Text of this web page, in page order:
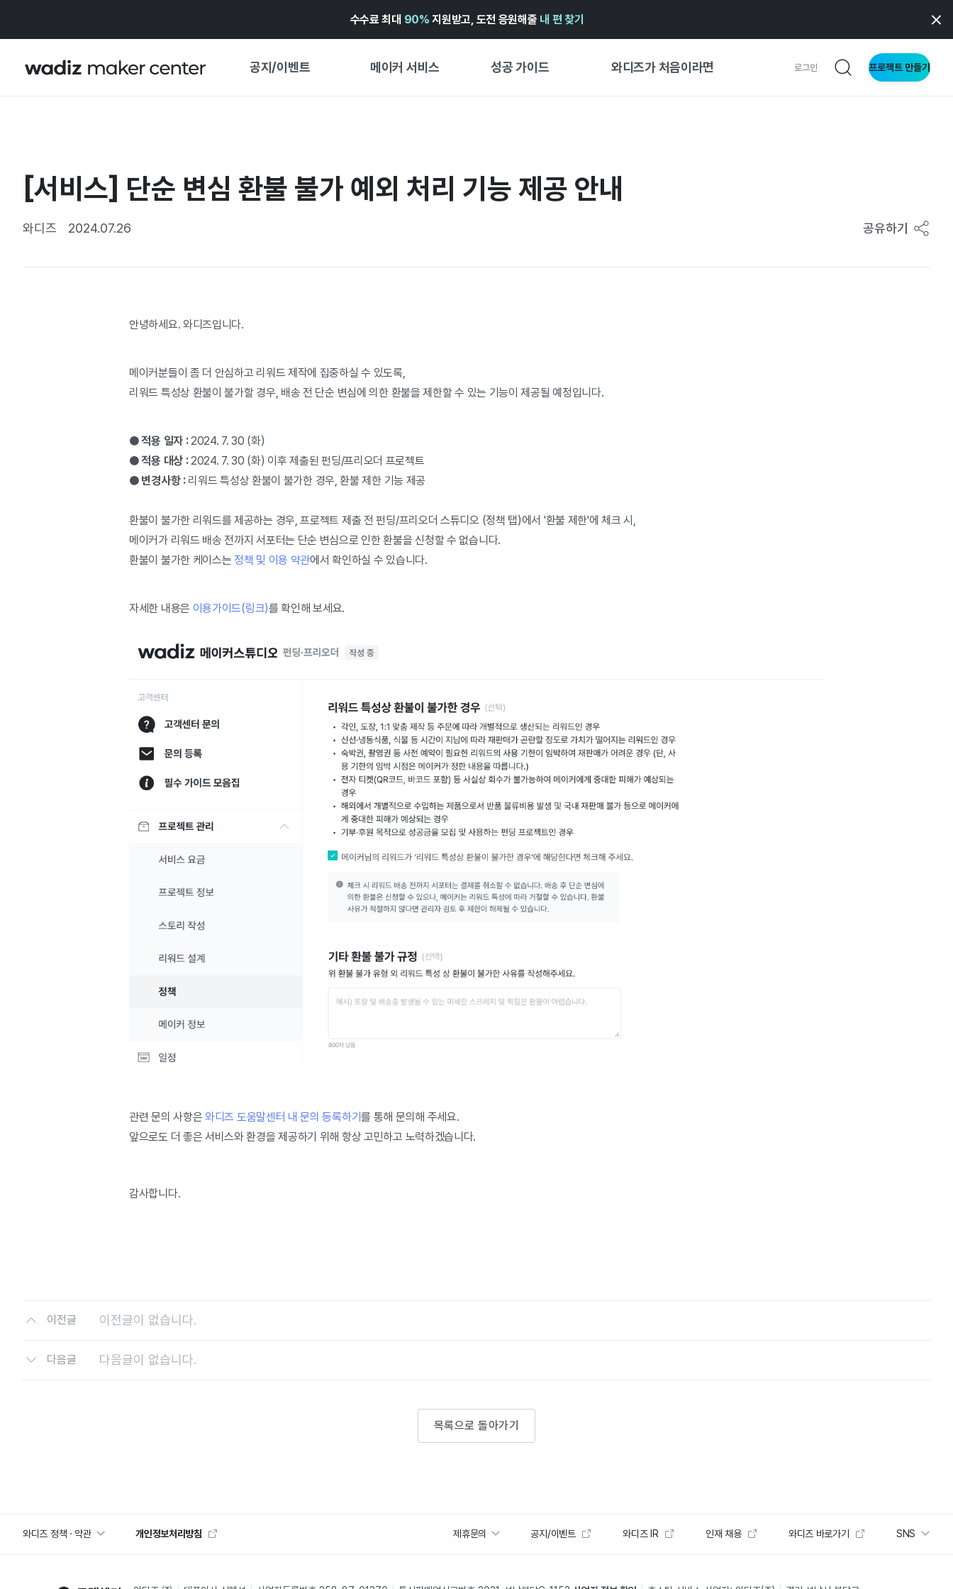
수수료 최대 90% 지원받고, 도전 응원해줄 내 편 찾기
공지/이벤트 메이커 서비스 성공 가이드 와디즈가 처음이라면 로그인 프로젝트 만들기
마이 와디즈
중요 업데이트
보도자료
기획전 캘린더
도움말센터 ↗︎
와디즈 어워즈 ↗︎
와디즈 스쿨
성공 스토리
경험형
창작형
[서비스] 단순 변심 환불 불가 예외 처리 기능 제공 안내
와디즈 2024.07.26 공유하기
안녕하세요. 와디즈입니다.
메이커분들이 좀 더 안심하고 리워드 제작에 집중하실 수 있도록,
리워드 특성상 환불이 불가할 경우, 배송 전 단순 변심에 의한 환불을 제한할 수 있는 기능이 제공될 예정입니다.
● 적용 일자 :2024. 7. 30 (화)
●적용 대상 :2024. 7. 30 (화) 이후 제출된 펀딩/프리오더 프로젝트
● 변경사항 : 리워드 특성상 환불이 불가한 경우, 환불 제한 기능 제공
환불이 불가한 리워드를 제공하는 경우, 프로젝트 제출 전 펀딩/프리오더 스튜디오 (정책 탭)에서 '환불 제한'에 체크 시,
메이커가 리워드 배송 전까지 서포터는 단순 변심으로 인한 환불을 신청할 수 없습니다.
환불이 불가한 케이스는정책 및 이용 약관에서 확인하실 수 있습니다.
자세한 내용은 이용가이드(링크)를 확인해 보세요.
관련 문의 사항은 와디즈 도움말센터 내 문의 등록하기를 통해 문의해 주세요.
앞으로도 더 좋은 서비스와 환경을 제공하기 위해 항상 고민하고 노력하겠습니다.
감사합니다.
이전글 이전글이 없습니다.
다음글 다음글이 없습니다.
목록으로 돌아가기
와디즈 정책 · 약관 개인정보처리방침 제휴문의 공지/이벤트 와디즈 IR 인재 채용 와디즈 바로가기 SNS